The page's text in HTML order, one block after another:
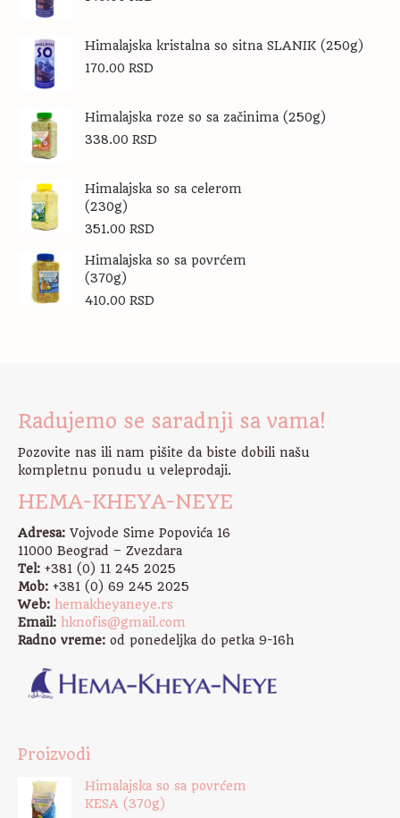
Himalajska kristalna so sitna SLANIK (250g)
170.00 RSD
Himalajska roze so sa začinima (250g)
338.00 RSD
Himalajska so sa celerom
(230g)
351.00 RSD
Himalajska so sa povrćem
(370g)
410.00 RSD
Radujemo se saradnji sa vama!
Pozovite nas ili nam pišite da biste dobili našu
kompletnu ponudu u veleprodaji.
HEMA-KHEYA-NEYE
Adresa: Vojvode Sime Popovića 16
11000 Beograd – Zvezdara
Tel: +381 (0) 11 245 2025
Mob: +381 (0) 69 245 2025
Web: hemakheyaneye.rs
Email: hknofis@gmail.com
Radno vreme: od ponedeljka do petka 9-16h
Proizvodi
Himalajska so sa povrćem
KESA (370g)